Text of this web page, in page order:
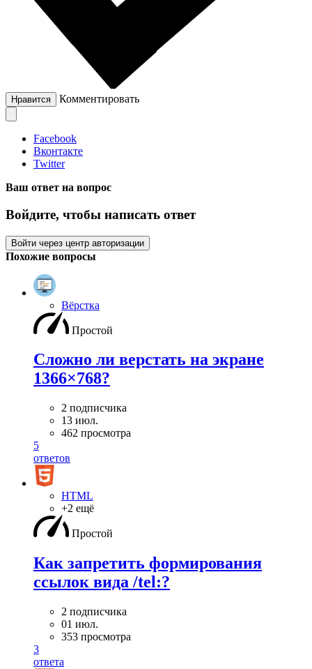
Нравится Комментировать
Facebook
Вконтакте
Twitter
Ваш ответ на вопрос
Войдите, чтобы написать ответ
Войти через центр авторизации
Похожие вопросы
Вёрстка
Простой
Сложно ли верстать на экране
1366×768?
2 подписчика
13 июл.
462 просмотра
5
ответов
HTML
+2 ещё
Простой
Как запретить формирования
ссылок вида /tel:?
2 подписчика
01 июл.
353 просмотра
3
ответа